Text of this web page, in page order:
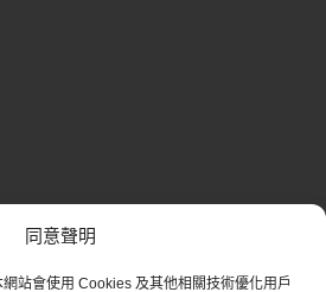
同意聲明
站會使用 Cookies 及其他相關技術優化用戶